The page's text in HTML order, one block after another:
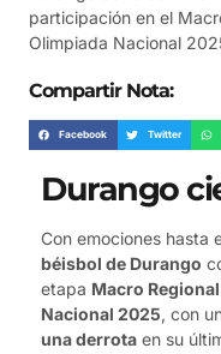
participación en el
Olimpiada Nacional
Compartir Nota:
Facebook Twitter
Durango
Con emociones hasta
béisbol de Durango
etapa Macro
Nacional 2025, con
una derrota en su